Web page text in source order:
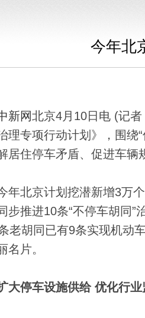
今年北
新网北京4月10日电 (记
理专项行动计划》，围绕
居住停车矛盾、促进车辆
北京计划挖潜新增3万个
步推进10条“不停车胡同”
老胡同已有9条实现机动
名片。
大停车设施供给 优化行